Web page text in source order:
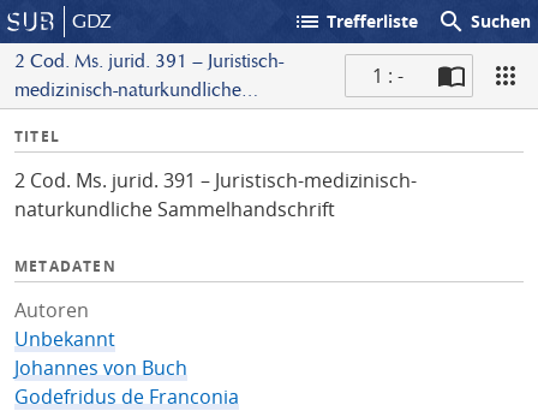
GDZ list Trefferliste search Suchen
2 Cod. Ms. jurid. 391 – Juristisch-
medizinisch-naturkundliche
1 : -
I
f
o
TITEL
2 Cod. Ms. jurid. 391 – Juristisch-medizinisch-
naturkundliche Sammelhandschrift
METADATEN
Autoren
Unbekannt
Johannes von Buch
Godefridus de Franconia